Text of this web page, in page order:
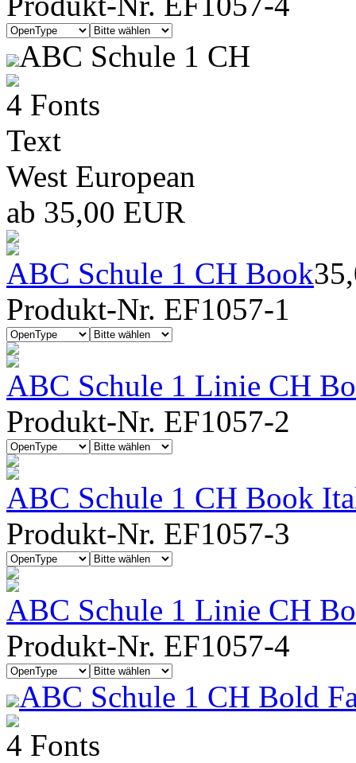
ABC Schule 1 CH
4 Fonts
Text
West European
ab 35,00 EUR
ABC Schule 1 CH Book
Produkt-Nr. EF1057-1
ABC Schule 1 Linie CH
Produkt-Nr. EF1057-2
ABC Schule 1 CH Book
Produkt-Nr. EF1057-3
ABC Schule 1 Linie CH
Produkt-Nr. EF1057-4
ABC Schule 1 CH Bold
4 Fonts